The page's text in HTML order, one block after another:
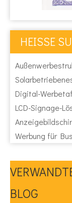
HEISSE
Digital-
LCD-Signage-
Werbung für
BLOG